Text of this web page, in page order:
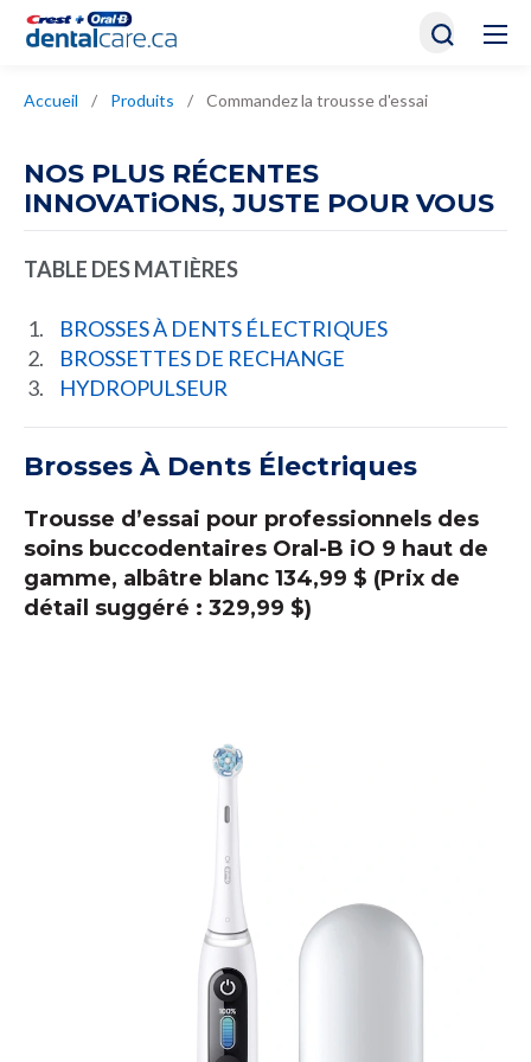
Accueil / Produits / Commandez la trousse d'essai
NOS PLUS RÉCENTES
INNOVATiONS, JUSTE POUR VOUS
TABLE DES MATIÈRES
BROSSES À DENTS ÉLECTRIQUES
BROSSETTES DE RECHANGE
HYDROPULSEUR
Brosses À Dents Électriques
Trousse d’essai pour professionnels des
soins buccodentaires Oral-B iO 9 haut de
gamme, albâtre blanc 134,99 $ (Prix de
détail suggéré : 329,99 $)